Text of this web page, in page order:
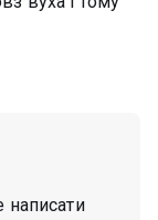
написати